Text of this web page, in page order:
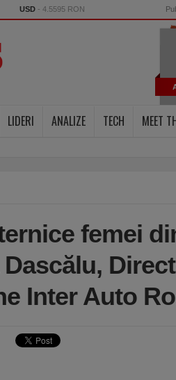
USD - 4.5595 RON
LIDERI ANALIZE TECH MEET
femei
Inter Auto